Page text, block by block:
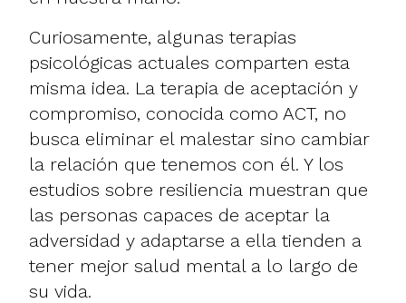
Curiosamente, algunas terapias
psicológicas actuales comparten esta
misma idea. La terapia de aceptación y
compromiso, conocida como ACT, no
busca eliminar el malestar sino cambiar
la relación que tenemos con él. Y los
estudios sobre resiliencia muestran que
las personas capaces de aceptar la
adversidad y adaptarse a ella tienden a
tener mejor salud mental a lo largo de
su vida.